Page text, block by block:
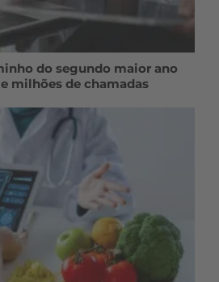
do segundo maior ano
milhões de chamadas